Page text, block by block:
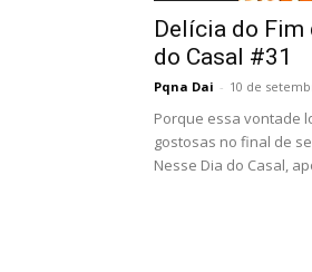
Delícia do Fim
do Casal #31
Pqna Dai - 10 de
Porque essa vontade
gostosas no final de
Nesse Dia do Casal,